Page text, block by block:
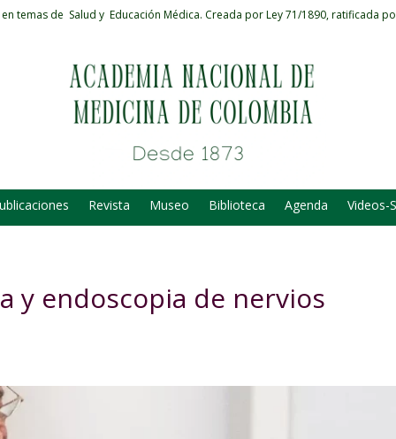
temas de Salud y Educación Médica. Creada por Ley 71/1890, ratificada
Revista Museo Biblioteca Agenda Videos-
y endoscopia de nervios